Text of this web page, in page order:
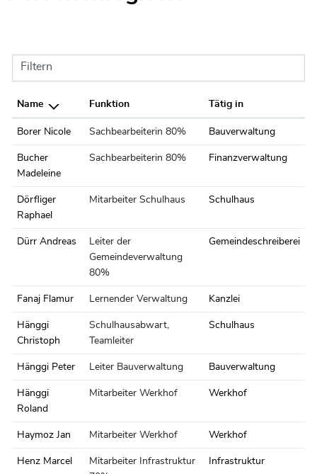
Filtern
Name Funktion Tätig in
Borer Nicole Sachbearbeiterin 80% Bauverwaltung
Bucher
Madeleine
Sachbearbeiterin 80% Finanzverwaltung
Dörfliger
Raphael
Mitarbeiter Schulhaus Schulhaus
Dürr Andreas
Leiter der
Gemeindeverwaltung
80%
Gemeindeschreiberei
Fanaj Flamur Lernender Verwaltung Kanzlei
Hänggi
Christoph
Schulhausabwart,
Teamleiter
Schulhaus
Hänggi Peter Leiter Bauverwaltung Bauverwaltung
Hänggi
Roland
Mitarbeiter Werkhof Werkhof
Haymoz Jan Mitarbeiter Werkhof Werkhof
Henz Marcel
Mitarbeiter Infrastruktur
Infrastruktur